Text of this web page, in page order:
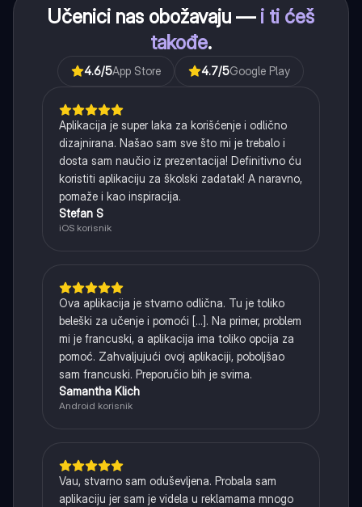
Učenici nas obožavaju — i ti ćeš
takođe.
4.6/5App Store 4.7/5Google Play
Aplikacija je super laka za korišćenje i odlično
dizajnirana. Našao sam sve što mi je trebalo i
dosta sam naučio iz prezentacija! Definitivno ću
koristiti aplikaciju za školski zadatak! A naravno,
pomaže i kao inspiracija.
Stefan S
iOS korisnik
Ova aplikacija je stvarno odlična. Tu je toliko
beleški za učenje i pomoći [...]. Na primer, problem
mi je francuski, a aplikacija ima toliko opcija za
pomoć. Zahvaljujući ovoj aplikaciji, poboljšao
sam francuski. Preporučio bih je svima.
Samantha Klich
Android korisnik
Vau, stvarno sam oduševljena. Probala sam
aplikaciju jer sam je videla u reklamama mnogo